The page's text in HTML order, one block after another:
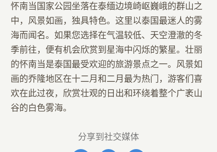
Благотворительность
怀南当国家公园坐落在泰缅边境崎岖巍峨的群山之
中，风景如画，独具特色。这里以泰国最迷人的雾
海而闻名。如果您选择在气温较低、天空澄澈的冬
季前往，便有机会欣赏到星海中闪烁的繁星。壮丽
的怀南当是泰国最受欢迎的旅游景点之一。风景如
画的乔隆地区在十二月和二月最为热门，游客们喜
欢在此过夜，欣赏壮观的日出和环绕着整个广袤山
谷的白色雾海。
分享到社交媒体